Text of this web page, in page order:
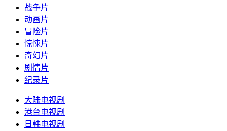
战争片
动画片
冒险片
惊悚片
奇幻片
剧情片
纪录片
大陆电视剧
港台电视剧
日韩电视剧